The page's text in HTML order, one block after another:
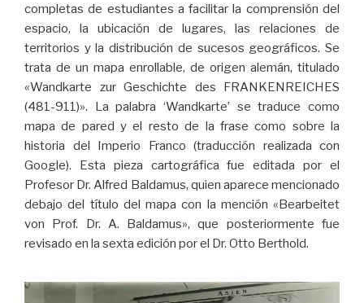
completas de estudiantes a facilitar la comprensión del
espacio, la ubicación de lugares, las relaciones de
territorios y la distribución de sucesos geográficos. Se
trata de un mapa enrollable, de origen alemán, titulado
«Wandkarte zur Geschichte des FRANKENREICHES
(481-911)». La palabra ‘Wandkarte’ se traduce como
mapa de pared y el resto de la frase como sobre la
historia del Imperio Franco (traducción realizada con
Google). Esta pieza cartográfica fue editada por el
Profesor Dr. Alfred Baldamus, quien aparece mencionado
debajo del título del mapa con la mención «Bearbeitet
von Prof. Dr. A. Baldamus», que posteriormente fue
revisado en la sexta edición por el Dr. Otto Berthold.